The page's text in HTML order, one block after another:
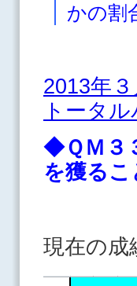
か
2013年
トータ
◆ＱＭ３
を獲る
現在の成